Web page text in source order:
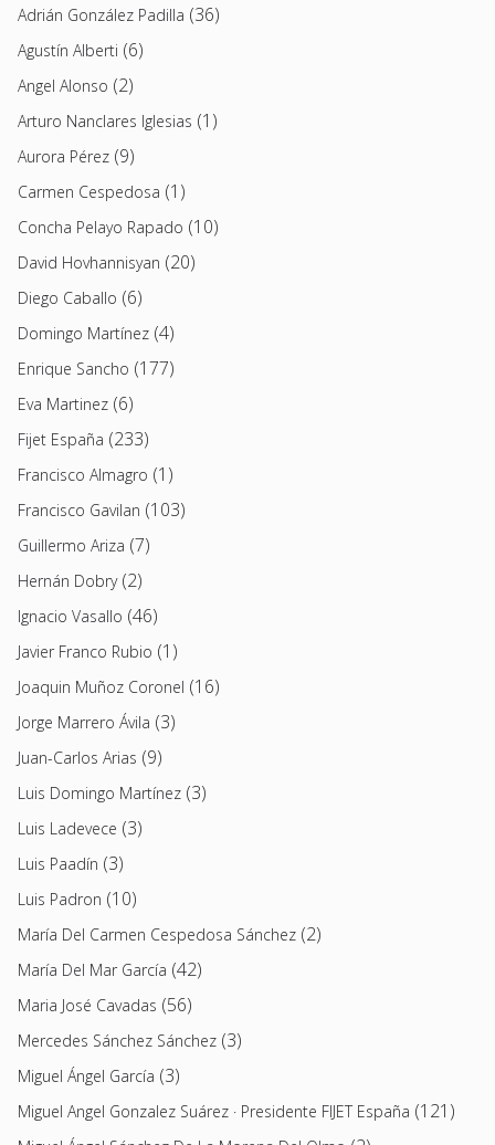
Adrián González Padilla (36)
Agustín Alberti (6)
Angel Alonso (2)
Arturo Nanclares Iglesias (1)
Aurora Pérez (9)
Carmen Cespedosa (1)
Concha Pelayo Rapado (10)
David Hovhannisyan (20)
Diego Caballo (6)
Domingo Martínez (4)
Enrique Sancho (177)
Eva Martinez (6)
Fijet España (233)
Francisco Almagro (1)
Francisco Gavilan (103)
Guillermo Ariza (7)
Hernán Dobry(2)
Ignacio Vasallo (46)
Javier Franco Rubio (1)
Joaquin Muñoz Coronel (16)
Jorge Marrero Ávila (3)
Juan-Carlos Arias (9)
Luis Domingo Martínez (3)
Luis Ladevece (3)
Luis Paadín (3)
Luis Padron (10)
María Del Carmen Cespedosa Sánchez (2)
María Del Mar García (42)
Maria José Cavadas (56)
Mercedes Sánchez Sánchez (3)
Miguel Ángel García (3)
Miguel Angel Gonzalez Suárez · Presidente FIJET España (121)